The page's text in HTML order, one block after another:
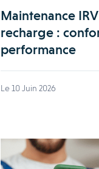
Maintenance
recharge :
performance
Le 10 Juin 2026